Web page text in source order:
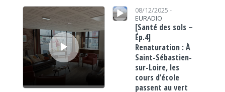
Lecteur audio
Lecteur audio
08/12/2025 -
EURADIO
[Santé des sols –
Ép.4]
Renaturation : À
Saint-Sébastien-
sur-Loire, les
cours d’école
passent au vert